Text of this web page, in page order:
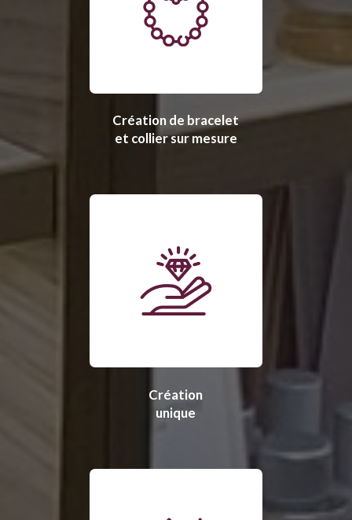
Création de bracelet
et collier sur mesure
Création
unique